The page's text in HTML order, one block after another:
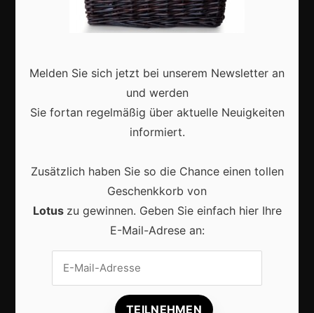
Webshops
Melden Sie sich jetzt bei unserem Newsletter an
und werden
Sie fortan regelmäßig über aktuelle Neuigkeiten
informiert.
Zusätzlich haben Sie so die Chance einen tollen
Geschenkkorb von
Lotus zu gewinnen. Geben Sie einfach hier Ihre
E-Mail-Adrese an: